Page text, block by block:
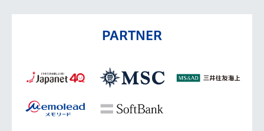
PARTNER